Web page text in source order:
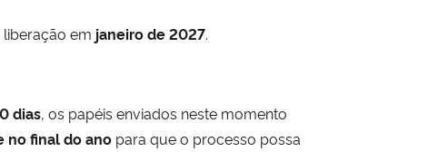
em janeiro de 2027.
dias, os papéis enviados neste momento
no final do ano para que o processo possa